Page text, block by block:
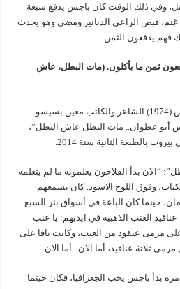
وفي ذلك الوقت كان باجس يدفع سبعة
غنم، قبض الراعي الدنانير ومضى وهو يحدث
فهم يدفعون الثمن.
ثمن ما يأكلون. (مات البطل، عاش
في العام الذي استشهد فيه باجس (1974) الشاعر والكاتب معين بسيسو
أبو عطوان.. مات البطل عاش البطل”،
بالطبعة الثانية سنة 2014.
“الان بدأ الفلاحون يعلمونه ما لم يتعلمه
وفوق اللوح الاسود. كان يسمعهم
حينما كان الباعة في أسواق بئر السبع
العنب الذهبية في ايديهم: يا عنب
على مرمى عنقود من العنب، وكانت يافا على
ثلاثة عناقيد، أما الآن.. أما الآن…
بدأ باجس يحب الجغرافيا، فكان حينما